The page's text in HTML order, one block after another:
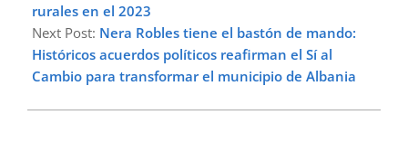
rurales en el 2023
Next Post: Nera Robles tiene el bastón de mando:
Históricos acuerdos políticos reafirman el Sí al
Cambio para transformar el municipio de Albania